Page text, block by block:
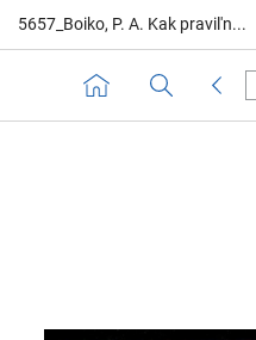
5657_Boiko, P. A. Kak pravil'n...